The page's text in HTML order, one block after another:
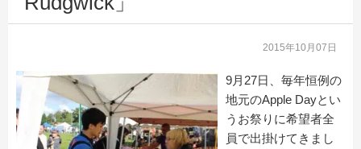
2015年10月07日
9月27日、毎年恒例の
地元のApple Dayとい
うお祭りに希望者全
員で出掛けてきまし